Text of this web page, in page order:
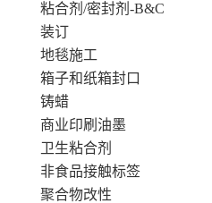
应用/用途
粘合剂/密封剂-B&C
装订
地毯施工
箱子和纸箱封口